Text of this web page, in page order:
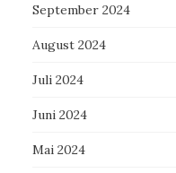
September 2024
August 2024
Juli 2024
Juni 2024
Mai 2024